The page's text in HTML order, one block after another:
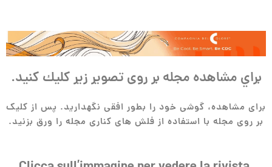
براي مشاهده مجله بر روی تصویر زیر كليك كنيد.
برای مشاهده، گوشی خود را بطور افقی نگهدارید. پس از کلیک
بر روی مجله با استفاده از فلش های کناری مجله را ورق بزنید.